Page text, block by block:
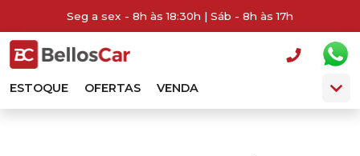
Seg a sex - 8h às 18:30h | Sáb - 8h às 17h
ESTOQUE OFERTAS VENDA